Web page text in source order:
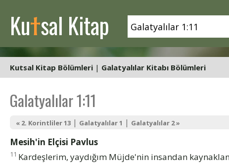
Kutsal Kitap
Kutsal Kitap Bölümleri | Galatyalılar Kitabı Bölümleri
Galatyalılar 1:11
« 2. Korintliler 13 | Galatyalılar 1 | Galatyalılar 2 »
Mesih'in Elçisi Pavlus
11 Kardeşlerim, yaydığım Müjde'nin insandan